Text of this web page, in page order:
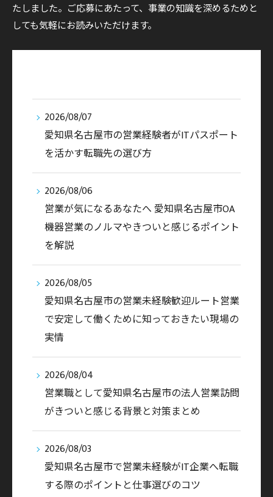
たしました。ご応募にあたって、事業の知識を深めるためと
しても気軽にお読みいただけます。
2026/08/07
愛知県名古屋市の営業経験者がITパスポート
を活かす転職先の選び方
2026/08/06
営業が気になるあなたへ 愛知県名古屋市OA
機器営業のノルマやきついと感じるポイント
を解説
2026/08/05
愛知県名古屋市の営業未経験歓迎ルート営業
で安定して働くために知っておきたい現場の
実情
2026/08/04
営業職として愛知県名古屋市の法人営業訪問
がきついと感じる背景と対策まとめ
2026/08/03
愛知県名古屋市で営業未経験がIT企業へ転職
する際のポイントと仕事選びのコツ